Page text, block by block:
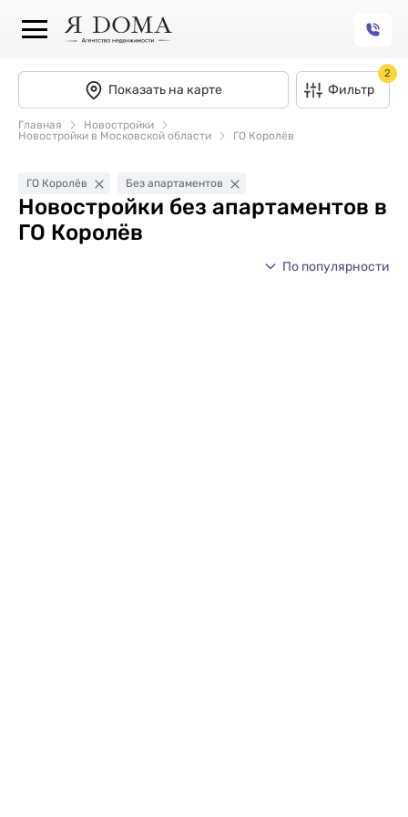
Показать на карте Фильтр
2
Главная
Новостройки
Новостройки в Московской области
ГО Королёв
ГО Королёв Без апартаментов
Новостройки без апартаментов в
ГО Королёв
По популярности